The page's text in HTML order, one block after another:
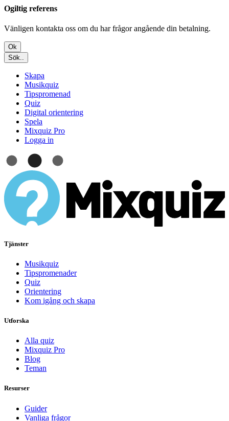
Ogiltig referens
Vänligen kontakta oss om du har frågor angående din betalning.
Ok
Sök..
Skapa
Musikquiz
Tipspromenad
Quiz
Digital orientering
Spela
Mixquiz Pro
Logga in
Tjänster
Musikquiz
Tipspromenader
Quiz
Orientering
Kom igång och skapa
Utforska
Alla quiz
Mixquiz Pro
Blog
Teman
Resurser
Guider
Vanliga frågor